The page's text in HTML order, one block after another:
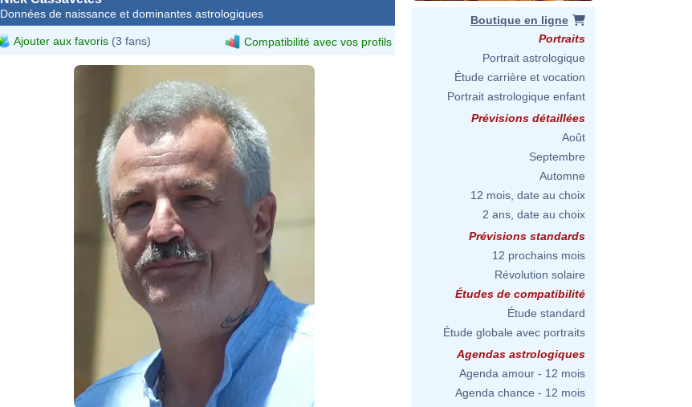
Données de naissance et dominantes astrologiques
Ajouter aux favoris (3 fans) Compatibilité avec vos profils
Boutique en ligne
Portraits
Portrait astrologique
Étude carrière et vocation
Portrait astrologique enfant
Prévisions détaillées
Août
Septembre
Automne
12 mois, date au choix
2 ans, date au choix
Prévisions standards
12 prochains mois
Révolution solaire
Études de compatibilité
Étude standard
Étude globale avec portraits
Agendas astrologiques
Agenda amour - 12 mois
Agenda chance - 12 mois